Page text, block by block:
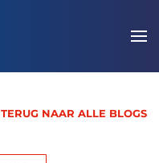
TERUG NAAR ALLE BLOGS